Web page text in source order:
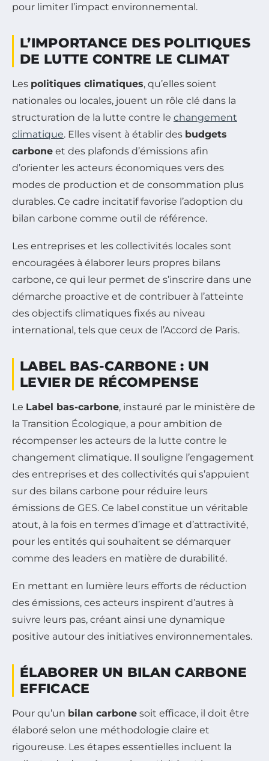
pour limiter l’impact environnemental.
L’IMPORTANCE DES POLITIQUES
DE LUTTE CONTRE LE CLIMAT
Les politiques climatiques, qu’elles soient
nationales ou locales, jouent un rôle clé dans la
structuration de la lutte contre le changement
climatique. Elles visent à établir des budgets
carbone et des plafonds d’émissions afin
d’orienter les acteurs économiques vers des
modes de production et de consommation plus
durables. Ce cadre incitatif favorise l’adoption du
bilan carbone comme outil de référence.
Les entreprises et les collectivités locales sont
encouragées à élaborer leurs propres bilans
carbone, ce qui leur permet de s’inscrire dans une
démarche proactive et de contribuer à l’atteinte
des objectifs climatiques fixés au niveau
international, tels que ceux de l’Accord de Paris.
LABEL BAS-CARBONE : UN
LEVIER DE RÉCOMPENSE
Le Label bas-carbone, instauré par le ministère de
la Transition Écologique, a pour ambition de
récompenser les acteurs de la lutte contre le
changement climatique. Il souligne l’engagement
des entreprises et des collectivités qui s’appuient
sur des bilans carbone pour réduire leurs
émissions de GES. Ce label constitue un véritable
atout, à la fois en termes d’image et d’attractivité,
pour les entités qui souhaitent se démarquer
comme des leaders en matière de durabilité.
En mettant en lumière leurs efforts de réduction
des émissions, ces acteurs inspirent d’autres à
suivre leurs pas, créant ainsi une dynamique
positive autour des initiatives environnementales.
ÉLABORER UN BILAN CARBONE
EFFICACE
Pour qu’un bilan carbone soit efficace, il doit être
élaboré selon une méthodologie claire et
rigoureuse. Les étapes essentielles incluent la